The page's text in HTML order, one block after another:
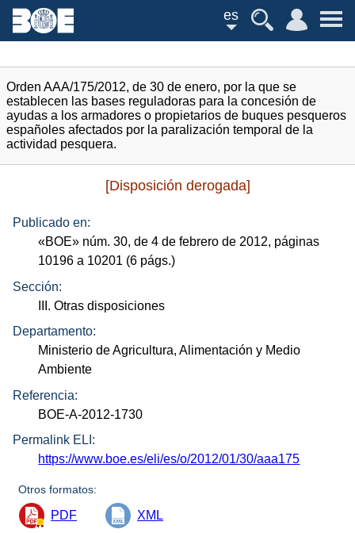
es
Orden AAA/175/2012, de 30 de enero, por la que se
establecen las bases reguladoras para la concesión de
ayudas a los armadores o propietarios de buques pesqueros
españoles afectados por la paralización temporal de la
actividad pesquera.
[Disposición derogada]
Publicado en:
«BOE» núm. 30, de 4 de febrero de 2012, páginas
10196 a 10201 (6 págs.)
Sección:
III. Otras disposiciones
Departamento:
Ministerio de Agricultura, Alimentación y Medio
Ambiente
Referencia:
BOE-A-2012-1730
Permalink ELI:
https://www.boe.es/eli/es/o/2012/01/30/aaa175
Otros formatos:
PDF XML